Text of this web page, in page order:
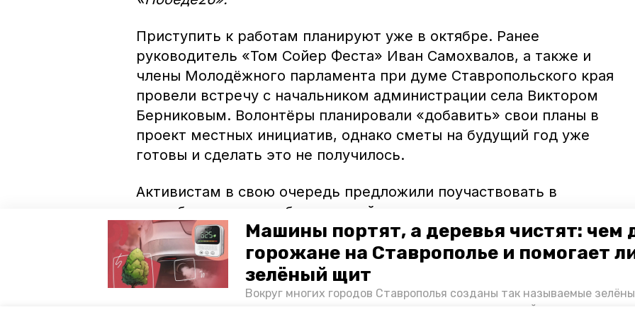
Машины портят, а деревья чистят: чем
горожане на Ставрополье и помогает
зелёный щит
Вокруг многих городов Ставрополья созданы так называемые
лесопарковые зоны, снижающие негативное воздействие выхлопных
Приступить к работам планируют уже в октябре. Ранее
руководитель «Том Сойер Феста» Иван Самохвалов, а также и
члены Молодёжного парламента при думе Ставропольского края
провели встречу с начальником администрации села Виктором
Берниковым. Волонтёры планировали «добавить» свои планы в
проект местных инициатив, однако сметы на будущий год уже
готовы и сделать это не получилось.
Активистам в свою очередь предложили поучаствовать в
разработке проекта благоустройства в рамках программы
«Развитие сельских территорий» на 2022 год. Теперь
добровольцы помогут привести в порядок территорию от местной
администрации до больницы. Сейчас волонтёры жду результаты
топографической съёмки, чтобы приступить к разработке проекта.